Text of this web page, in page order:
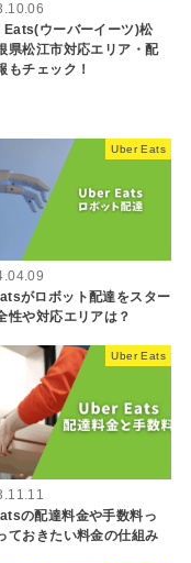
Eats(ウーバーイーツ)松
県松江市対応エリア・配
もチェック！
Uber Eats
がロボット配達をスター
性や対応エリアは？
Uber Eats
の配達料金や手数料っ
ておきたい料金の仕組み